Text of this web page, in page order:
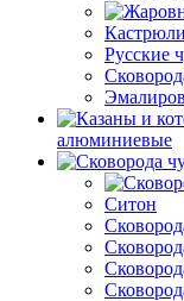
Русские
алюминиевые
Ситон